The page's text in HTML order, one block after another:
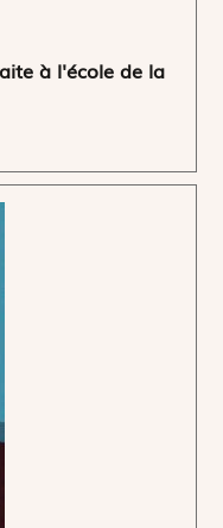
à l'école de la